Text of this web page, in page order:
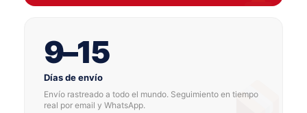
9–15
Días de envío
Envío rastreado a todo el mundo. Seguimiento en tiempo
real por email y WhatsApp.